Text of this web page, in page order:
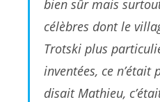
bien sûr mais
célèbres dont le
Trotski plus
inventées, ce
disait Mathieu,